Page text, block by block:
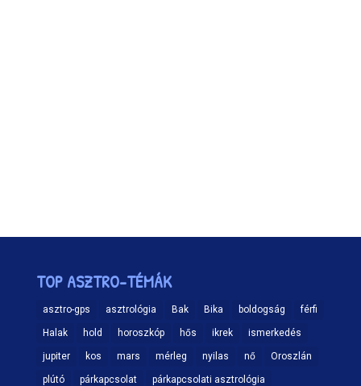
TOP ASZTRO-TÉMÁK
asztro-gps asztrológia Bak Bika boldogság férfi
Halak hold horoszkóp hős ikrek ismerkedés
jupiter kos mars mérleg nyilas nő Oroszlán
plútó párkapcsolat párkapcsolati asztrológia